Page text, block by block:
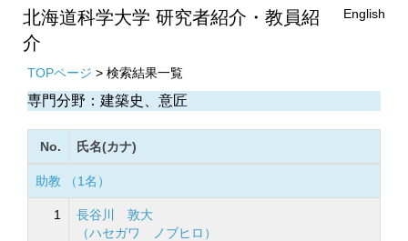
北海道科学大学 研究者紹介・教員紹
介
English
TOPページ > 検索結果一覧
専門分野：建築史、意匠
No. 氏名(カナ)
助教 （1名）
1
長谷川 敦大
（ハセガワ ノブヒロ）